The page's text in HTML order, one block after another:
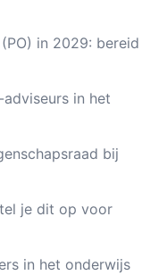
in 2029: bereid
in het
bij
je dit op voor
in het onderwijs